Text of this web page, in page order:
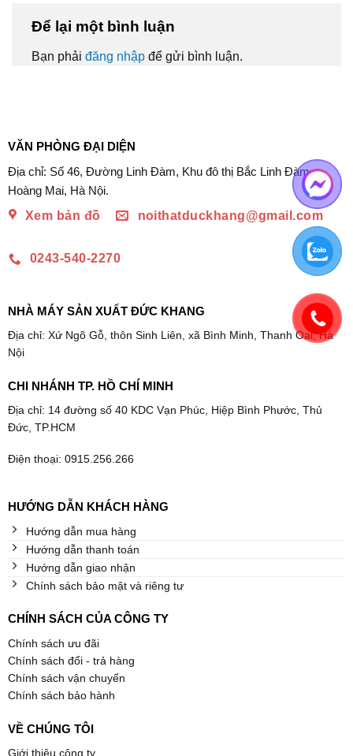
Để lại một bình luận
Bạn phải đăng nhập để gửi bình luận.
VĂN PHÒNG ĐẠI DIỆN
Địa chỉ: Số 46, Đường Linh Đàm, Khu đô thị Bắc Linh Đàm,
Hoàng Mai, Hà Nội.
Xem bản đồ
noithatduckhang@gmail.com
0243-540-2270
NHÀ MÁY SẢN XUẤT ĐỨC KHANG
Địa chỉ: Xứ Ngõ Gỗ, thôn Sinh Liên, xã Bình Minh, Thanh Oai, Hà
Nội
CHI NHÁNH TP. HỒ CHÍ MINH
Địa chỉ: 14 đường số 40 KDC Vạn Phúc, Hiệp Bình Phước, Thủ
Đức, TP.HCM
Điện thoại: 0915.256.266
HƯỚNG DẪN KHÁCH HÀNG
Hướng dẫn mua hàng
Hướng dẫn thanh toán
Hướng dẫn giao nhận
Chính sách bảo mật và riêng tư
CHÍNH SÁCH CỦA CÔNG TY
Chính sách ưu đãi
Chính sách đổi - trả hàng
Chính sách vận chuyển
Chính sách bảo hành
VỀ CHÚNG TÔI
Giới thiệu công ty